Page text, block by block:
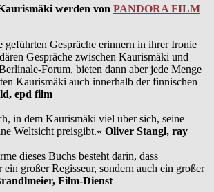
werden von PANDORA FILM
geführten Gespräche erinnern in ihrer Ironie
Gespräche zwischen Kaurismäki und
Forum, bieten dann aber jede Menge
Kaurismäki auch innerhalb der finnischen
epd film
in dem Kaurismäki viel über sich, seine
Weltsicht preisgibt.« Oliver Stangl, ray
dieses Buchs besteht darin, dass
großer Regisseur, sondern auch ein großer
Film-Dienst